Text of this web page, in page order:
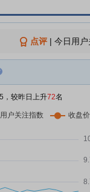
06-13
点评| 今日用
，较昨日上升72名